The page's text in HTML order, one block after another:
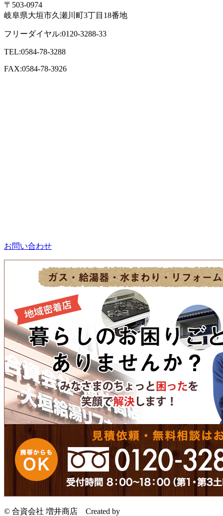
〒503-0974
岐阜県大垣市久瀬川町3丁目18番地
フリーダイヤル:0120-3288-33
TEL:0584-78-3288
FAX:0584-78-3926
お問い合わせ
© 合資会社 増井商店 Created by